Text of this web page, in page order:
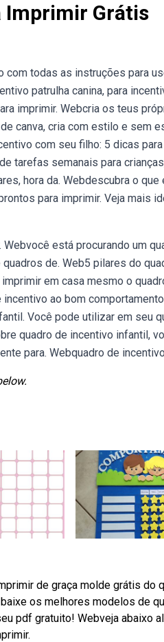
Imprimir Grátis
com todas as instruções para
patrulha canina, para
imprimir. Webcria os teus
canva, cria com estilo e sem
com seu filho: 5 dicas
tarefas semanais para
hora da. Webdescubra o que
para imprimir. Veja mais
está procurando um
de. Web5 pilares do
em casa mesmo o
ao bom
Você pode utilizar em seu
quadro de incentivo infantil,
para. Webquadro de
de graça molde grátis do
os melhores modelos de
pdf gratuito! Webveja abaixo